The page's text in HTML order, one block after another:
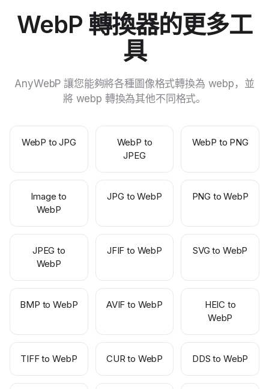
WebP 轉換器的更多工
具
AnyWebP 讓您能夠將各種圖像格式轉換為 webp，並
將 webp 轉換為其他不同格式。
WebP to JPG
WebP to
JPEG
WebP to PNG
Image to
WebP
JPG to WebP PNG to WebP
JPEG to
WebP
JFIF to WebP SVG to WebP
BMP to WebP AVIF to WebP
HEIC to
WebP
TIFF to WebP CUR to WebP DDS to WebP